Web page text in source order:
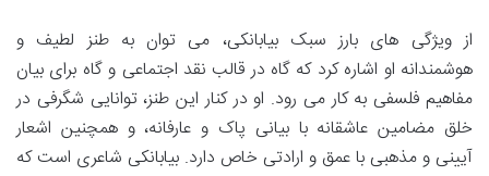
از ویژگی های بارز سبک بیابانکی، می توان به طنز لطیف و
هوشمندانه او اشاره کرد که گاه در قالب نقد اجتماعی و گاه برای بیان
مفاهیم فلسفی به کار می رود. او در کنار این طنز، توانایی شگرفی در
خلق مضامین عاشقانه با بیانی پاک و عارفانه، و همچنین اشعار
آیینی و مذهبی با عمق و ارادتی خاص دارد. بیابانکی شاعری است که